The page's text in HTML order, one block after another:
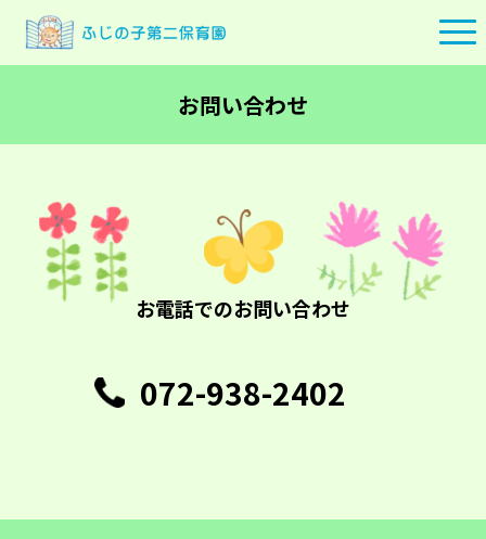
お問い合わせ
お電話でのお問い合わせ
072-938-2402